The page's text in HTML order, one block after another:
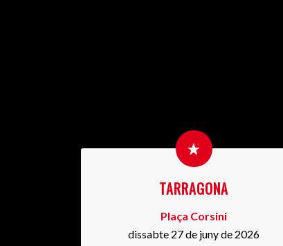
TARRAGONA
Plaça Corsini
dissabte 27 de juny de 2026